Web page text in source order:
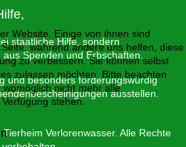
staatliche Hilfe, sondern
Spenden und Erbschaften.
und besonders förderungswürdig
ausstellen.
Verlorenwasser. Alle Rechte
Website. Einige von ihnen sind
während andere uns helfen, diese
zu verbessern. Sie können selbst
zulassen möchten. Bitte beachten
nicht mehr alle
stehen.